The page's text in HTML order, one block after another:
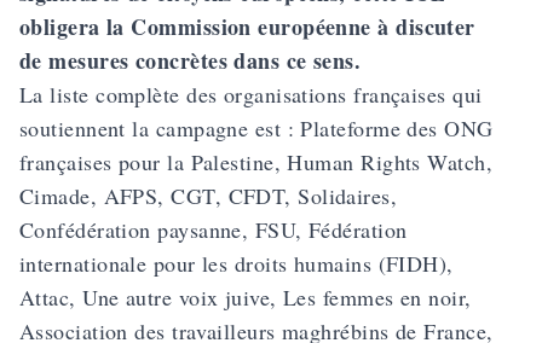
obligera la Commission européenne à discuter
de mesures concrètes dans ce sens.
La liste complète des organisations françaises qui
soutiennent la campagne est : Plateforme des ONG
françaises pour la Palestine, Human Rights Watch,
Cimade, AFPS, CGT, CFDT, Solidaires,
Confédération paysanne, FSU, Fédération
internationale pour les droits humains (FIDH),
Attac, Une autre voix juive, Les femmes en noir,
Association des travailleurs maghrébins de France,